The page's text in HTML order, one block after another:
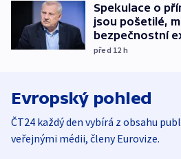
Spekulace o
jsou pošetilé,
bezpečnostní
před 12 h
Evropský pohled
ČT24 každý den vybírá z obsahu
veřejnými médii, členy Eurovize.